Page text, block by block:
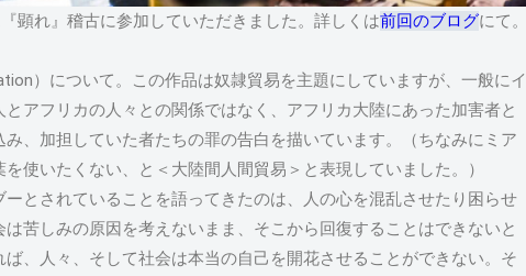
顕れ』稽古に参加していただきました。詳しくは前回のブログにて。
）について。この作品は奴隷貿易を主題にしていますが、一般にイ
アフリカの人々との関係ではなく、アフリカ大陸にあった加害者と
、加担していた者たちの罪の告白を描いています。（ちなみにミア
使いたくない、と＜大陸間人間貿易＞と表現していました。）
ーとされていることを語ってきたのは、人の心を混乱させたり困らせ
苦しみの原因を考えないまま、そこから回復することはできないと
、人々、そして社会は本当の自己を開花させることができない。そ